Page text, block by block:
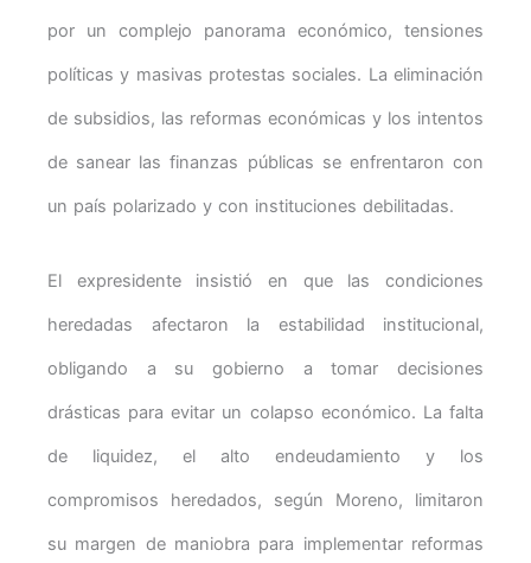
por un complejo panorama económico, tensiones
políticas y masivas protestas sociales. La eliminación
de subsidios, las reformas económicas y los intentos
de sanear las finanzas públicas se enfrentaron con
un país polarizado y con instituciones debilitadas.
El expresidente insistió en que las condiciones
heredadas afectaron la estabilidad institucional,
obligando a su gobierno a tomar decisiones
drásticas para evitar un colapso económico. La falta
de liquidez, el alto endeudamiento y los
compromisos heredados, según Moreno, limitaron
su margen de maniobra para implementar reformas